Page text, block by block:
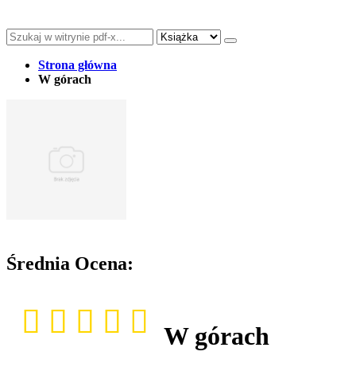
Strona główna
W górach
Średnia Ocena:
W górach